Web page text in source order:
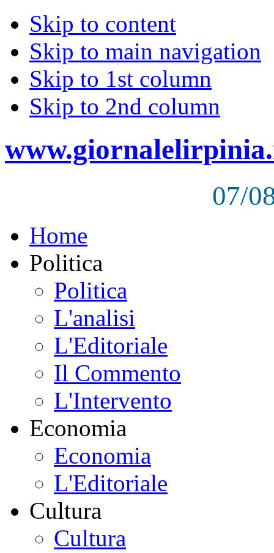
Skip to content
Skip to main navigation
Skip to 1st column
Skip to 2nd column
07/
Home
Politica
Politica
L'analisi
L'Editoriale
Il Commento
L'Intervento
Economia
Economia
L'Editoriale
Cultura
Cultura